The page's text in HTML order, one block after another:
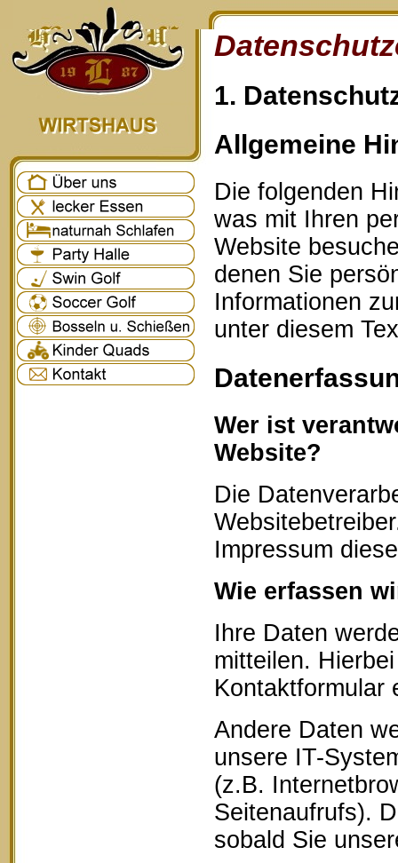
1.
Allgemeine
Die folgenden
was mit Ihren
Website
denen Sie
Informationen
unter diesem
Wer ist
Website?
Die
Impressum
Wie erfassen
Ihre Daten
mitteilen.
Kontaktformular
Andere Daten
unsere IT-
(z.B.
Seitenaufrufs).
sobald Sie